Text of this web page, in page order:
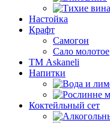
Настойка
Крафт
Самогон
Сало молотое
ТМ Askaneli
Напитки
Коктейльный сет